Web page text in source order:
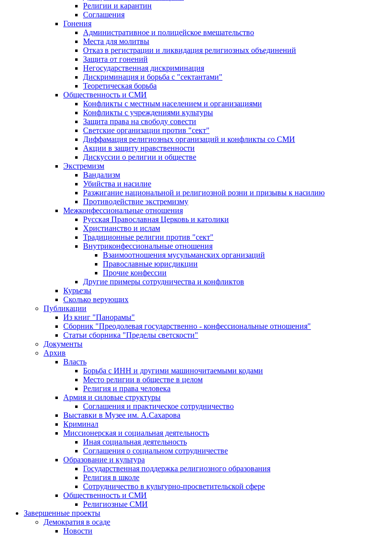
Религии и карантин
Соглашения
Гонения
Административное и полицейское вмешательство
Места для молитвы
Отказ в регистрации и ликвидация религиозных объединений
Защита от гонений
Негосударственная дискриминация
Дискриминация и борьба с "сектантами"
Теоретическая борьба
Общественность и СМИ
Конфликты с местным населением и организациями
Конфликты с учреждениями культуры
Защита права на свободу совести
Светские организации против "сект"
Диффамация религиозных организаций и конфликты со СМИ
Акции в защиту нравственности
Дискуссии о религии и обществе
Экстремизм
Вандализм
Убийства и насилие
Разжигание национальной и религиозной розни и призывы к насилию
Противодействие экстремизму
Межконфессиональные отношения
Русская Православная Церковь и католики
Христианство и ислам
Традиционные религии против "сект"
Внутриконфессиональные отношения
Взаимоотношения мусульманских организаций
Православные юрисдикции
Прочие конфессии
Другие примеры сотрудничества и конфликтов
Курьезы
Сколько верующих
Публикации
Из книг "Панорамы"
Сборник "Преодолевая государственно - конфессиональные отношения"
Статьи сборника "Пределы светскости"
Документы
Архив
Власть
Борьба с ИНН и другими машиночитаемыми кодами
Место религии в обществе в целом
Религия и права человека
Армия и силовые структуры
Соглашения и практическое сотрудничество
Выставки в Музее им. А.Сахарова
Криминал
Миссионерская и социальная деятельность
Иная социальная деятельность
Соглашения о социальном сотрудничестве
Образование и культура
Государственная поддержка религиозного образования
Религия в школе
Сотрудничество в культурно-просветительской сфере
Общественность и СМИ
Религиозные СМИ
Завершенные проекты
Демократия в осаде
Новости